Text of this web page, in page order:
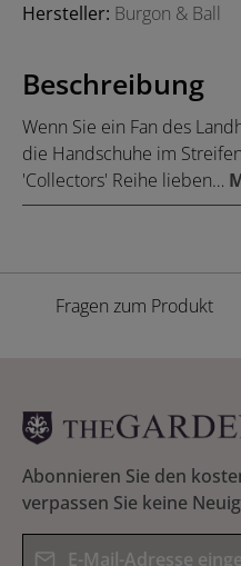
Hersteller: Burgon & Ball
Beschreibung
Wenn Sie ein Fan des
die Handschuhe im
'Collectors' Reihe lieben…
Fragen zum Produkt
Abonnieren Sie den
verpassen Sie keine
E-Mail-Adresse*